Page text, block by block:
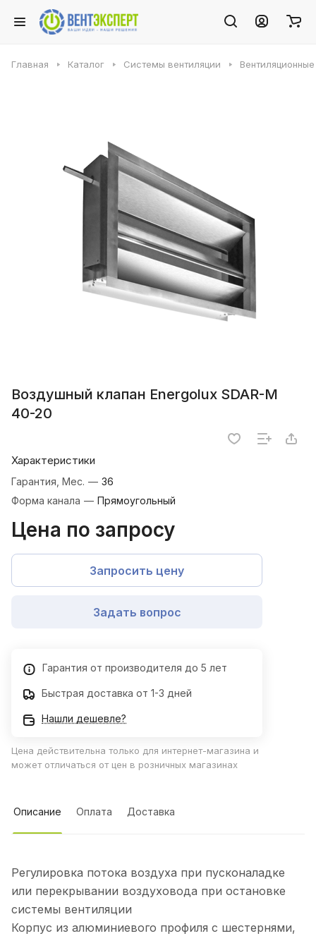
Главная Каталог Системы вентиляции
Воздушный клапан Energolux SDAR-M
40-20
Характеристики
Гарантия, Мес. — 36
Форма канала — Прямоугольный
Цена по запросу
Запросить цену
Задать вопрос
Гарантия от производителя до 5 лет
Быстрая доставка от 1-3 дней
Нашли дешевле?
Цена действительна только для интернет-магазина и
может отличаться от цен в розничных магазинах
Описание Оплата Доставка
Регулировка потока воздуха при пусконаладке
или перекрывании воздуховода при остановке
системы вентиляции
Корпус из алюминиевого профиля с шестернями,